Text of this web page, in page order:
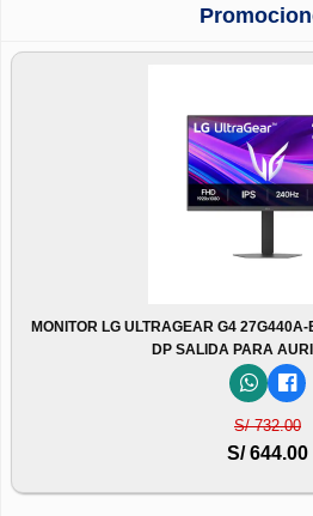
MONITOR LG ULTRAGEAR G4 27G440A-
DP SALIDA PARA
S/ 732.00
S/ 644.00